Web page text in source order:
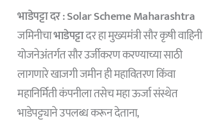
भाडेपट्टा दर : Solar Scheme Maharashtra
जमिनीचाभाडेपट्टादर हा मुख्यमंत्री सौर कृषी वाहिनी
योजनेअंतर्गत सौर उर्जीकरण करण्याच्या साठी
लागणारे खाजगी जमीन ही महावितरण किंवा
महानिर्मिती कंपनीला तसेच महा ऊर्जा संस्थेत
भाडेपट्ट्याने उपलब्ध करून देताना,